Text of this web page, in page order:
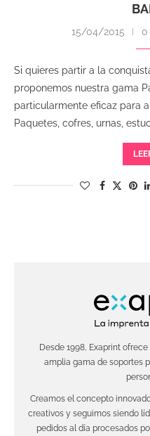
15/04/2015 0
Si quieres partir a la
proponemos nuestra gama
particularmente eficaz para
Paquetes, cofres, urnas,
Desde 1998, Exaprint
amplia gama de soportes
Creamos el concepto
creativos y seguimos siendo
pedidos al día procesados